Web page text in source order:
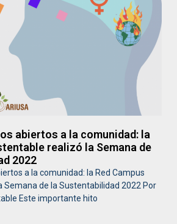
abiertos a la comunidad: la
realizó la Semana de
2022
a la comunidad: la Red Campus
Semana de la Sustentabilidad 2022 Por
Este importante hito